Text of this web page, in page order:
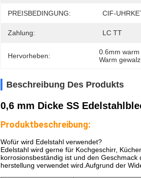
PREISBEDINGUNG: CIF-
Zahlung: LC TT
Hervorheben: 0.6mm
Warm
Beschreibung Des Produkts
0,6 mm Dicke SS
Produktbeschreibung:
Wofür wird Edelstahl verwendet?
Edelstahl wird gerne für Kochgeschirr,
korrosionsbeständig ist und den
herstellung verwendet wird.Aufgrund der